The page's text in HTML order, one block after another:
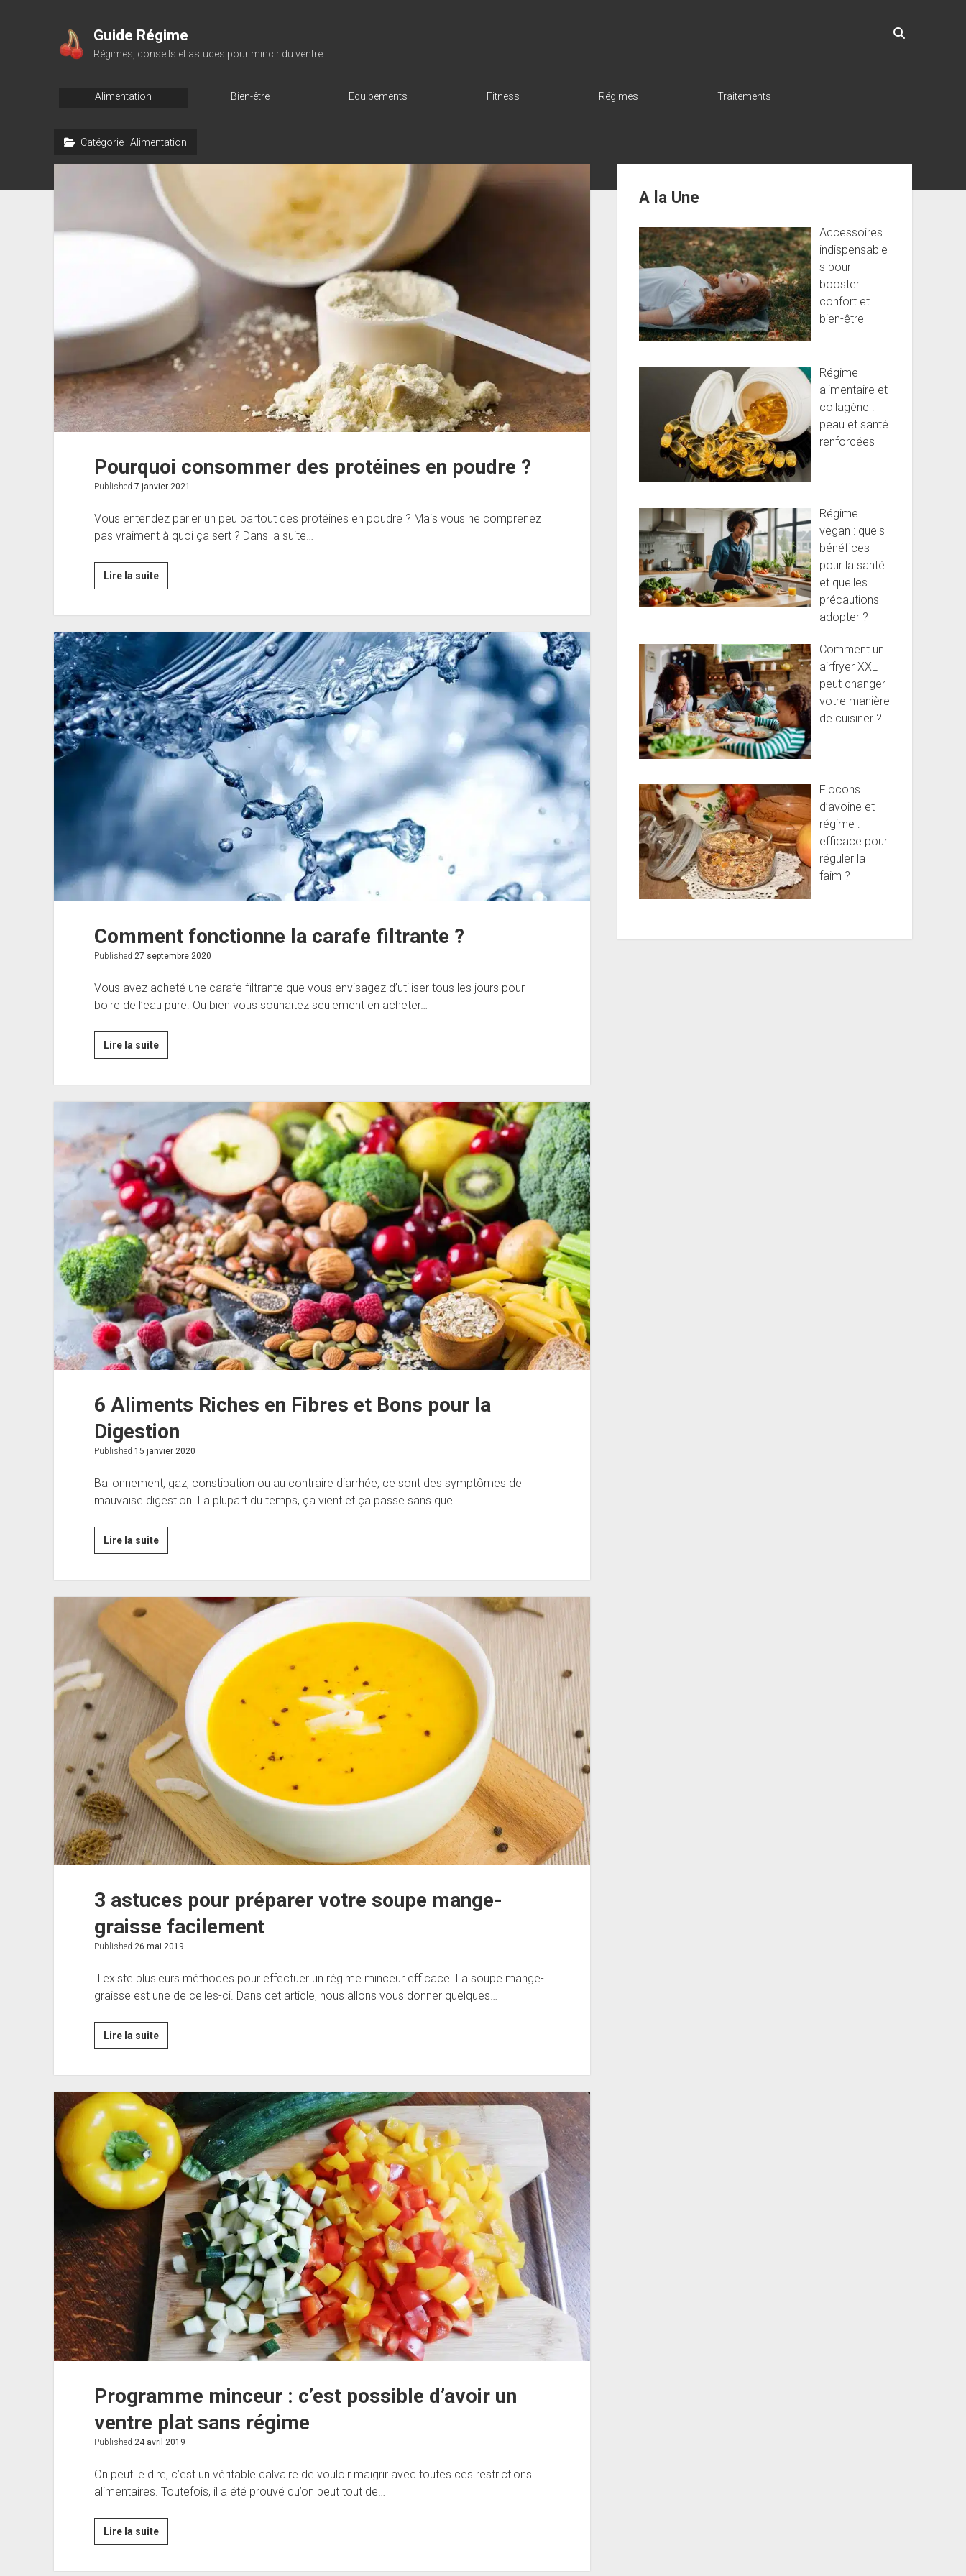
Guide Régime
Régimes, conseils et astuces pour mincir du ventre
Alimentation Bien-être Equipements Fitness Régimes Traitements
Catégorie : Alimentation
Pourquoi consommer des protéines en poudre ?
Published 7 janvier 2021
Vous entendez parler un peu partout des protéines en poudre ? Mais vous ne comprenez
pas vraiment à quoi ça sert ? Dans la suite…
Lire la suitePourquoi
consommer
poudre
?
Comment fonctionne la carafe filtrante ?
Published 27 septembre 2020
Vous avez acheté une carafe filtrante que vous envisagez d’utiliser tous les jours pour
boire de l’eau pure. Ou bien vous souhaitez seulement en acheter…
Lire la suiteComment
fonctionne
filtrante
6 Aliments Riches en Fibres et Bons pour la
Digestion
Published 15 janvier 2020
Ballonnement, gaz, constipation ou au contraire diarrhée, ce sont des symptômes de
mauvaise digestion. La plupart du temps, ça vient et ça passe sans que…
Lire la suite6
Aliments
Fibres
Digestion
3 astuces pour préparer votre soupe mange-
graisse facilement
Published 26 mai 2019
Il existe plusieurs méthodes pour effectuer un régime minceur efficace. La soupe mange-
graisse est une de celles-ci. Dans cet article, nous allons vous donner quelques…
Lire la suite3
astuces
votre
soupe
mange-
graisse
facilement
Programme minceur : c’est possible d’avoir un
ventre plat sans régime
Published 24 avril 2019
On peut le dire, c’est un véritable calvaire de vouloir maigrir avec toutes ces restrictions
alimentaires. Toutefois, il a été prouvé qu’on peut tout de…
Lire la suiteProgramme
minceur
A la Une
Accessoires
indispensable
s pour
booster
confort et
bien-être
Régime
alimentaire et
collagène :
peau et santé
renforcées
Régime
vegan : quels
bénéfices
pour la santé
et quelles
précautions
adopter ?
Comment un
airfryer XXL
peut changer
votre manière
de cuisiner ?
Flocons
d’avoine et
régime :
efficace pour
réguler la
faim ?